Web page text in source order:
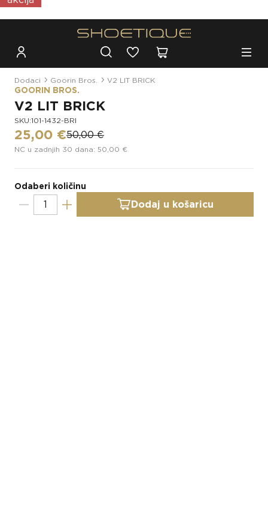
Dodaci Goorin Bros. V2 LIT BRICK
GOORIN BROS.
V2 LIT BRICK
SKU:101-1432-BRI
25,00 €50,00 €
NC u zadnjih 30 dana: 50,00 €
Odaberi količinu
Dodaj u košaricu